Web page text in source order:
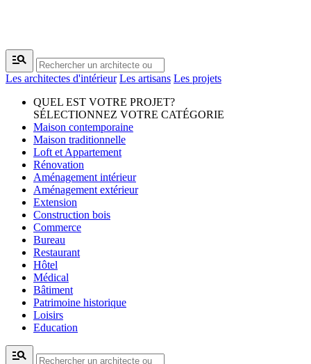
manage_search
Les architectes d'intérieur Les artisans Les projets
QUEL EST VOTRE PROJET?
SÉLECTIONNEZ VOTRE CATÉGORIE
Maison contemporaine
Maison traditionnelle
Loft et Appartement
Rénovation
Aménagement intérieur
Aménagement extérieur
Extension
Construction bois
Commerce
Bureau
Restaurant
Hôtel
Médical
Bâtiment
Patrimoine historique
Loisirs
Education
manage_search